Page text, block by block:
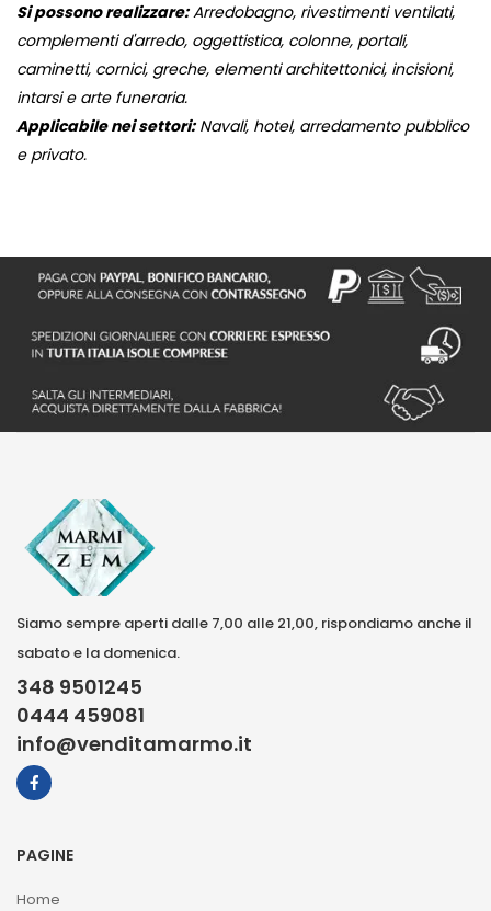
Si possono realizzare:Arredobagno, rivestimenti ventilati,
complementi d'arredo, oggettistica, colonne, portali,
caminetti, cornici, greche, elementi architettonici, incisioni,
intarsi e arte funeraria.
Applicabile nei settori:Navali, hotel, arredamento pubblico
e privato.
Siamo sempre aperti dalle 7,00 alle 21,00, rispondiamo anche il
sabato e la domenica.
348 9501245
0444 459081
info@venditamarmo.it
PAGINE
Home